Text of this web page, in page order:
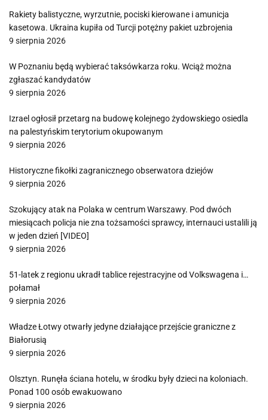
Rakiety balistyczne, wyrzutnie, pociski kierowane i amunicja
kasetowa. Ukraina kupiła od Turcji potężny pakiet uzbrojenia
9 sierpnia 2026
W Poznaniu będą wybierać taksówkarza roku. Wciąż można
zgłaszać kandydatów
9 sierpnia 2026
Izrael ogłosił przetarg na budowę kolejnego żydowskiego osiedla
na palestyńskim terytorium okupowanym
9 sierpnia 2026
Historyczne fikołki zagranicznego obserwatora dziejów
9 sierpnia 2026
Szokujący atak na Polaka w centrum Warszawy. Pod dwóch
miesiącach policja nie zna tożsamości sprawcy, internauci ustalili ją
w jeden dzień [VIDEO]
9 sierpnia 2026
51-latek z regionu ukradł tablice rejestracyjne od Volkswagena i…
połamał
9 sierpnia 2026
Władze Łotwy otwarły jedyne działające przejście graniczne z
Białorusią
9 sierpnia 2026
Olsztyn. Runęła ściana hotelu, w środku były dzieci na koloniach.
Ponad 100 osób ewakuowano
9 sierpnia 2026